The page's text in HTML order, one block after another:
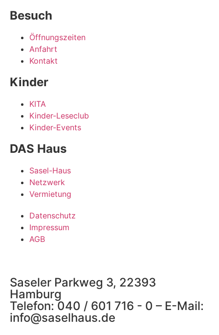
Besuch
Öffnungszeiten
Anfahrt
Kontakt
Kinder
KITA
Kinder-Leseclub
Kinder-Events
DAS Haus
Sasel-Haus
Netzwerk
Vermietung
Datenschutz
Impressum
AGB
Saseler Parkweg 3, 22393
Hamburg
Telefon: 040 / 601 716 - 0 – E-Mail:
info@saselhaus.de